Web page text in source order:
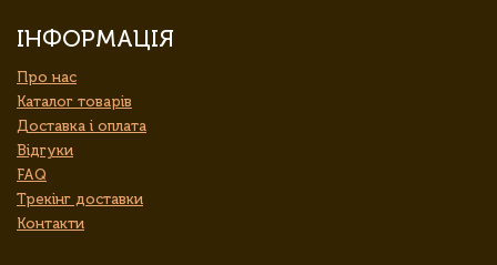
ІНФОРМАЦІЯ
Про нас
Каталог товарів
Доставка і оплата
Відгуки
FAQ
Трекінг доставки
Контакти